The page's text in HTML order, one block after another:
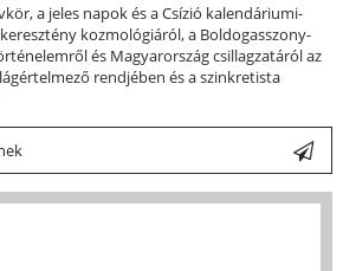
a jeles napok és a Csízió kalendáriumi-
kozmológiáról, a Boldogasszony-
és Magyarország csillagzatáról az
rendjében és a szinkretista